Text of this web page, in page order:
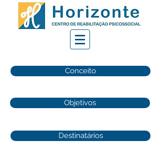
Conceito
Objetivos
Destinatários